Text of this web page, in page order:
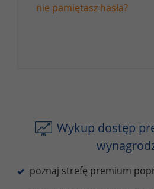
nie pamiętasz hasła?
Wykup dostęp
poznaj strefę premium